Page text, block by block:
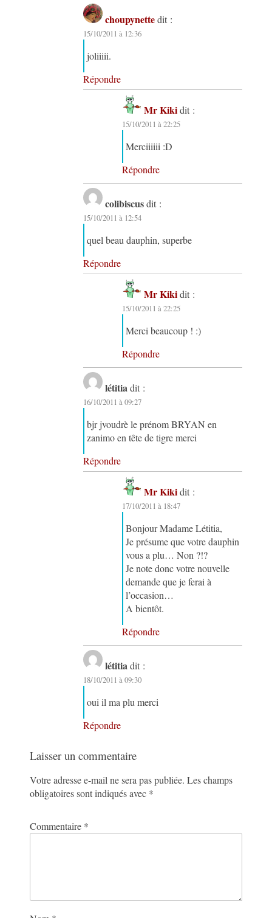
choupynette dit :
15/10/2011 à 12:36
joliiiii.
Répondre
Mr Kiki dit :
15/10/2011 à 22:25
Merciiiiii :D
Répondre
colibiscus dit :
15/10/2011 à 12:54
quel beau dauphin, superbe
Répondre
Mr Kiki dit :
15/10/2011 à 22:25
Merci beaucoup ! :)
Répondre
létitia dit :
16/10/2011 à 09:27
bjr jvoudrè le prénom BRYAN en
zanimo en tête de tigre merci
Répondre
Mr Kiki dit :
17/10/2011 à 18:47
Bonjour Madame Létitia,
Je présume que votre dauphin
vous a plu… Non ?!?
Je note donc votre nouvelle
demande que je ferai à
l’occasion…
A bientôt.
Répondre
létitia dit :
18/10/2011 à 09:30
oui il ma plu merci
Répondre
Laisser un commentaire
Votre adresse e-mail ne sera pas publiée. Les champs
obligatoires sont indiqués avec *
Commentaire *